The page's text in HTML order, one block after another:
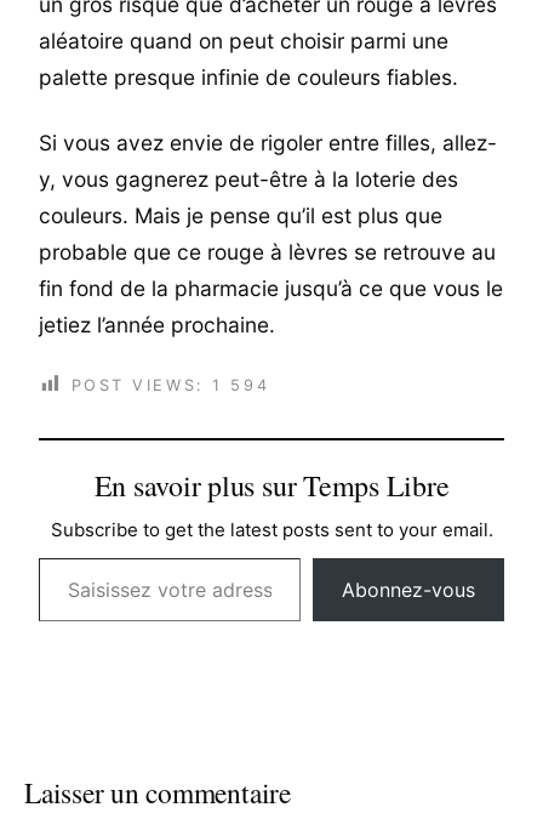
aléatoire quand on peut choisir parmi une
palette presque infinie de couleurs fiables.
Si vous avez envie de rigoler entre filles, allez-
y, vous gagnerez peut-être à la loterie des
couleurs. Mais je pense qu’il est plus que
probable que ce rouge à lèvres se retrouve au
fin fond de la pharmacie jusqu’à ce que vous le
jetiez l’année prochaine.
POST VIEWS: 1 594
En savoir plus sur Temps Libre
Subscribe to get the latest posts sent to your email.
Saisissez votre adresse e-mail…
Abonnez-vous
Laisser un commentaire